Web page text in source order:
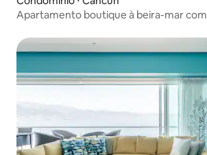
Apartamento boutique à beira-mar